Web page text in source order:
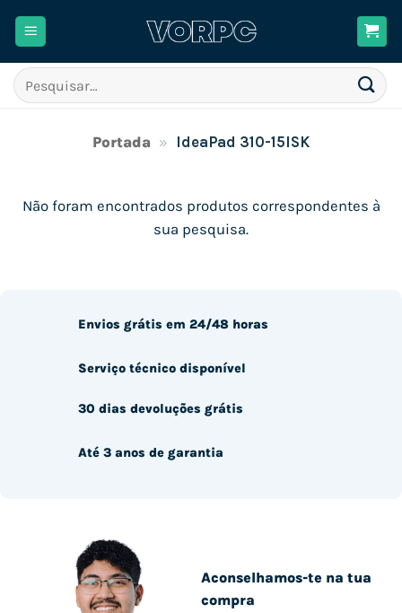
Pesquisar
por:
Portada » IdeaPad 310-15ISK
Não foram encontrados produtos correspondentes à
sua pesquisa.
Aconselhamos-te na tua
compra
Envios grátis em 24/48 horas
Serviço técnico disponível
30 dias devoluções grátis
Até 3 anos de garantia